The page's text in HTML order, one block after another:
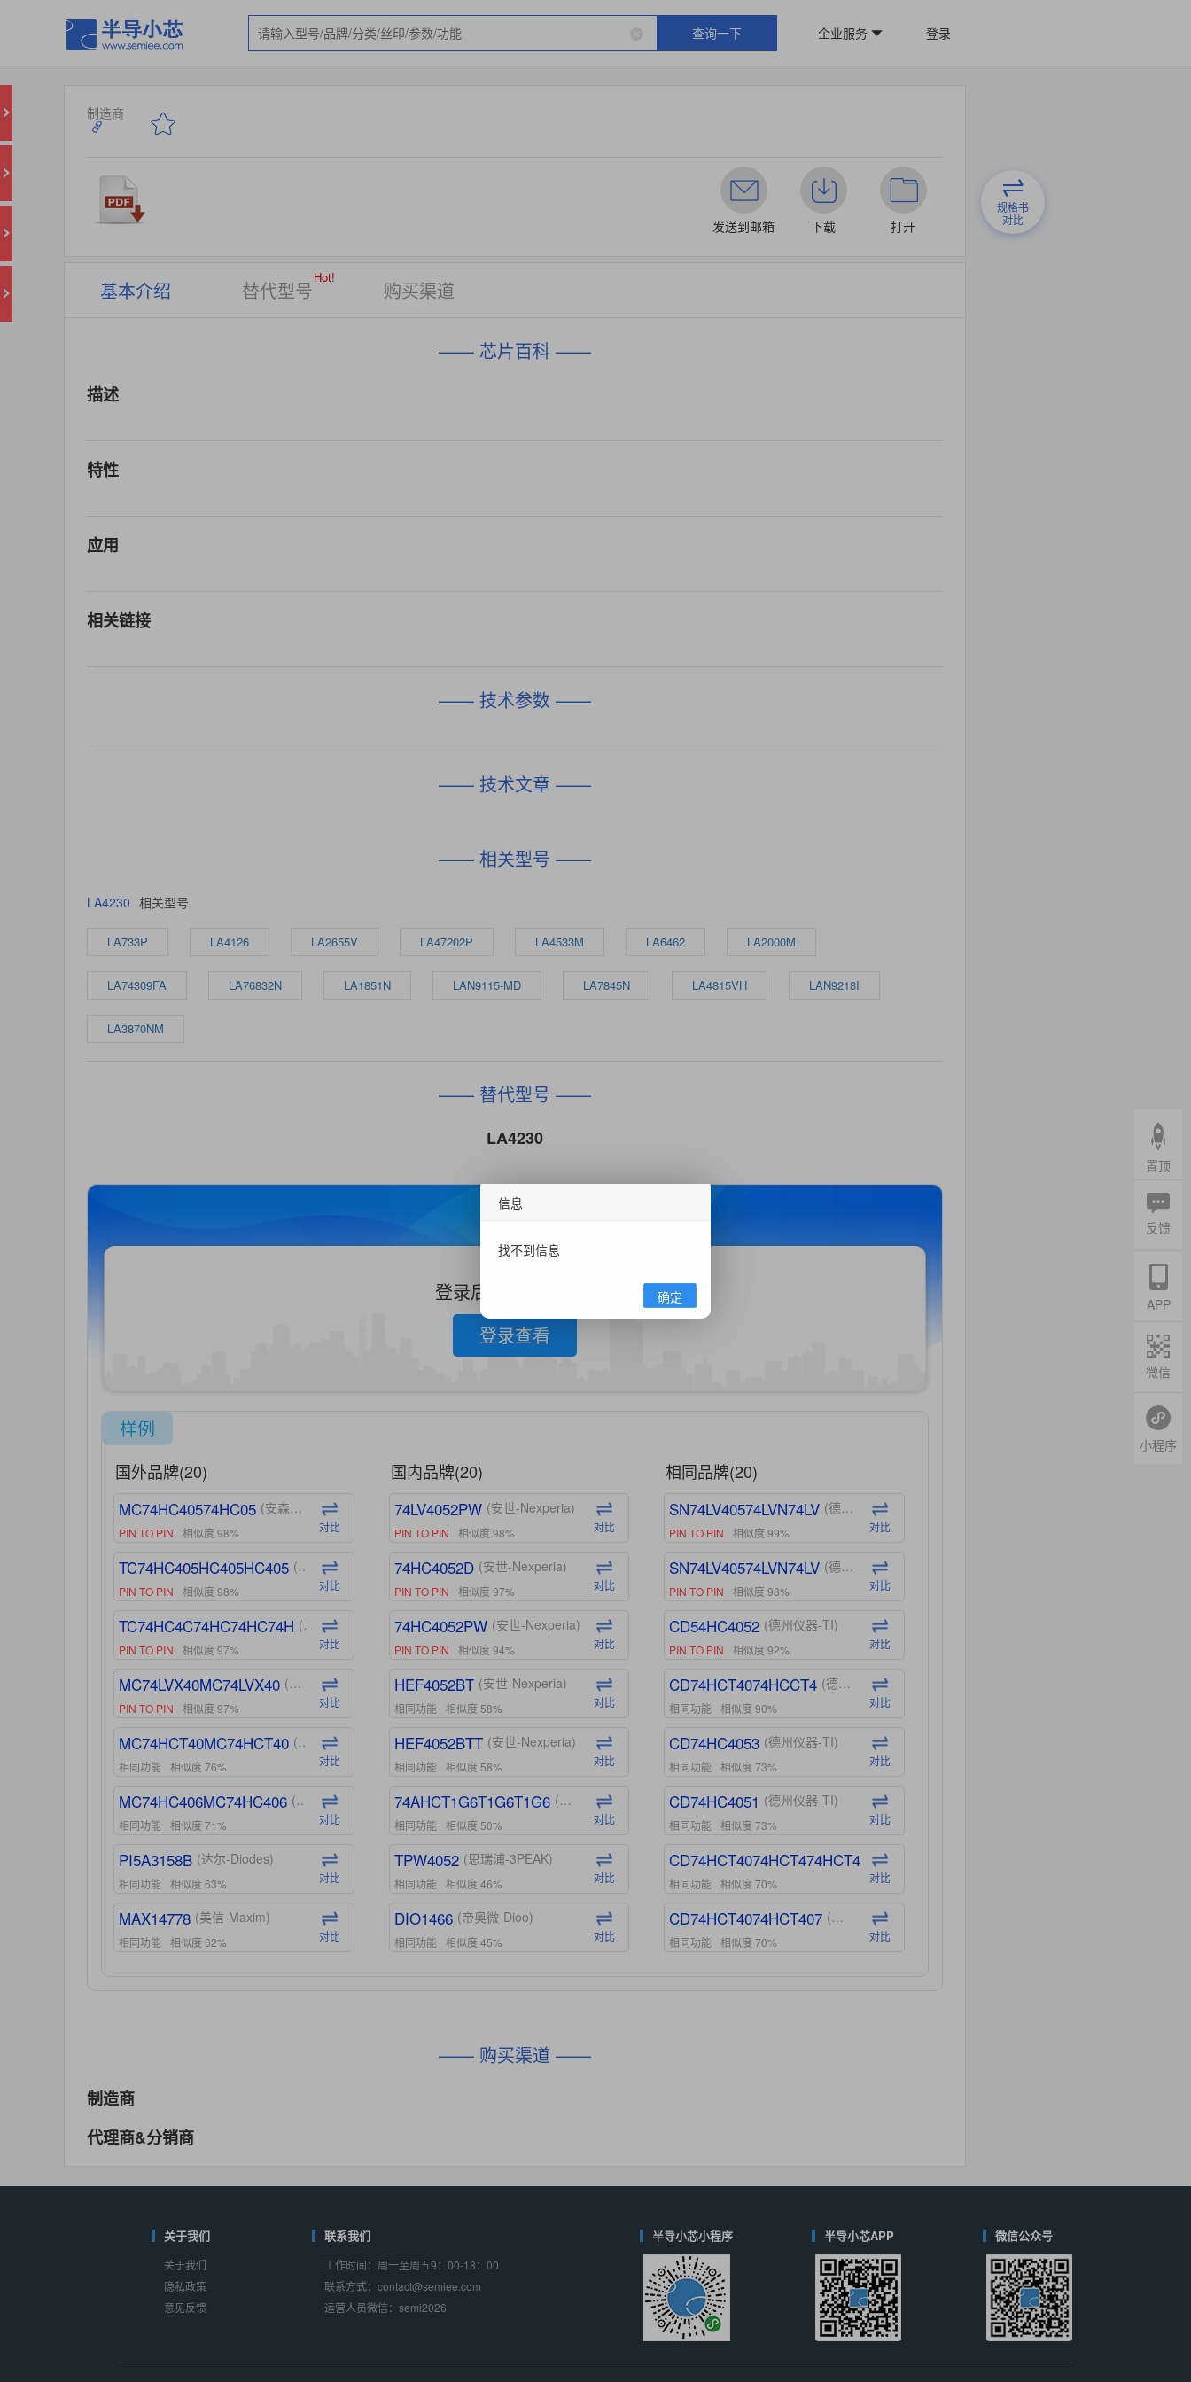
查询一下 企业服务 登录
制造商
发送到邮箱 下载 打开
规格书
对比
基本介绍 替代型号
Hot!
购买渠道
—— 芯片百科 ——
描述
特性
应用
相关链接
—— 技术参数 ——
—— 技术文章 ——
—— 相关型号 ——
LA4230 相关型号
LA733P LA4126 LA2655V LA47202P LA4533M LA6462 LA2000M
LA74309FA LA76832N LA1851N LAN9115-MD LA7845N LA4815VH LAN9218I
LA3870NM
—— 替代型号 ——
LA4230
登录后查看更多信息
登录查看
样例
国外品牌(20)
MC74HC40574HC05 (安森美-ON)
PIN TO PIN 相似度 98% 对比
TC74HC405HC405HC405 (东芝-Toshiba)
PIN TO PIN 相似度 98% 对比
TC74HC4C74HC74HC74H (东芝-Toshiba)
PIN TO PIN 相似度 97% 对比
MC74LVX40MC74LVX40 (安森美-ON)
PIN TO PIN 相似度 97% 对比
MC74HCT40MC74HCT40 (安森美-ON)
相同功能 相似度 76% 对比
MC74HC406MC74HC406 (安森美-ON)
相同功能 相似度 71% 对比
PI5A3158B (达尔-Diodes)
相同功能 相似度 63% 对比
MAX14778 (美信-Maxim)
相同功能 相似度 62% 对比
MAX14760
M74HC4852
相同功能 相似度 50% 对比
TC4052BFT (东芝-Toshiba)
相似度 50% 对比
国内品牌(20)
74LV4052PW (安世-Nexperia)
PIN TO PIN 相似度 98% 对比
74HC4052D (安世-Nexperia)
PIN TO PIN 相似度 97% 对比
74HC4052PW (安世-Nexperia)
PIN TO PIN 相似度 94% 对比
HEF4052BT (安世-Nexperia)
相同功能 相似度 58% 对比
HEF4052BTT (安世-Nexperia)
相同功能 相似度 58% 对比
74AHCT1G6T1G6T1G6 (安世-Nexperia)
相同功能 相似度 50% 对比
TPW4052 (思瑞浦-3PEAK)
相同功能 相似度 46% 对比
DIO1466 (帝奥微-Dioo)
相同功能 相似度 45% 对比
相似度 44%
CD4052 (思扬微-Siyom)
相同功能 相似度 35%
相同品牌(20)
SN74LV40574LVN74LV (德州仪器-TI)
PIN TO PIN 相似度 99% 对比
SN74LV40574LVN74LV (德州仪器-TI)
PIN TO PIN 相似度 98% 对比
CD54HC4052 (德州仪器-TI)
PIN TO PIN 相似度 92% 对比
CD74HCT4074HCCT4 (德州仪器-TI)
相同功能 相似度 90% 对比
CD74HC4053 (德州仪器-TI)
相同功能 相似度 73% 对比
CD74HC4051 (德州仪器-TI)
相同功能 相似度 73% 对比
CD74HCT4074HCT474HCT4 (德州仪器-TI)
相同功能 相似度 70% 对比
CD74HCT4074HCT407 (德州仪器-TI)
相同功能 相似度 70% 对比
—— 购买渠道 ——
制造商
代理商&分销商
关于我们
关于我们
隐私政策
意见反馈
联系我们
工作时间：周一至周五9：00-18：00
联系方式：contact@semiee.com
运营人员微信：semi2026
半导小芯小程序 半导小芯APP 微信公众号
置顶
反馈
APP
微信
小程序
信息
找不到信息
确定